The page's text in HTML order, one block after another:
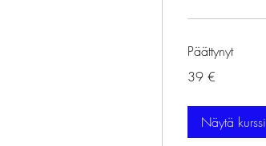
Päättynyt
euroa
39 €
Näytä kurssi